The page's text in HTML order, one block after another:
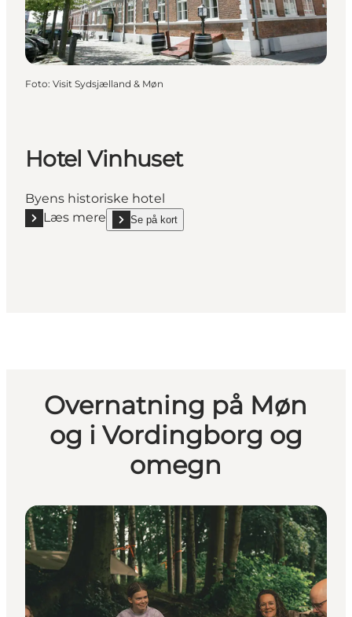
Foto: Visit Sydsjælland & Møn
Hotel Vinhuset
Byens historiske hotel
Læs mere
Læs mere "Hotel Vinhuset"
Se på kort
show Hotel Vinhuset on_map
Overnatning på Møn
og i Vordingborg og
omegn